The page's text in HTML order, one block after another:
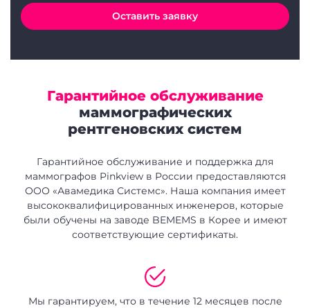
Оставить заявку
Гарантийное обслуживание
маммографических
рентгеновских систем
Гарантийное обслуживание и поддержка для
маммографов Pinkview в России предоставляются
ООО «Авамедика Системс». Наша компания имеет
высококвалифицированных инженеров, которые
были обучены на заводе BEMEMS в Корее и имеют
соответствующие сертификаты.
Мы гарантируем, что в течение 12 месяцев после